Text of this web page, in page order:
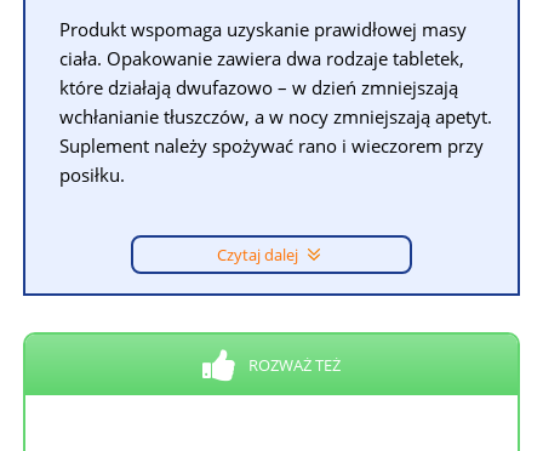
Produkt wspomaga uzyskanie prawidłowej masy
ciała. Opakowanie zawiera dwa rodzaje tabletek,
które działają dwufazowo – w dzień zmniejszają
wchłanianie tłuszczów, a w nocy zmniejszają apetyt.
Suplement należy spożywać rano i wieczorem przy
posiłku.
Czytaj dalej
ROZWAŻ TEŻ